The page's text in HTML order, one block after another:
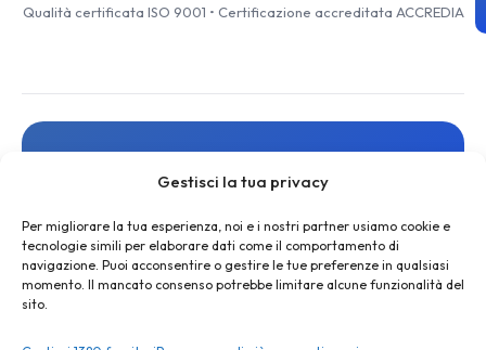
Gestisci la tua privacy
Per migliorare la tua esperienza, noi e i nostri partner usiamo cookie e
tecnologie simili per elaborare dati come il comportamento di
navigazione. Puoi acconsentire o gestire le tue preferenze in qualsiasi
momento. Il mancato consenso potrebbe limitare alcune funzionalità del
sito.
Qualità certificata ISO 9001 • Certificazione accreditata ACCREDIA
Resta aggiornato
e offerte esclusive